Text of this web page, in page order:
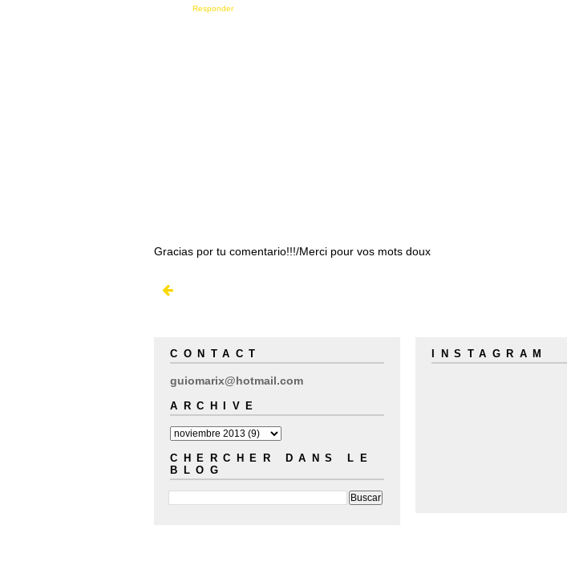
Responder
Gracias por tu comentario!!!/Merci pour vos mots doux
CONTACT
guiomarix@hotmail.com
ARCHIVE
CHERCHER DANS LE
BLOG
INSTAGRAM